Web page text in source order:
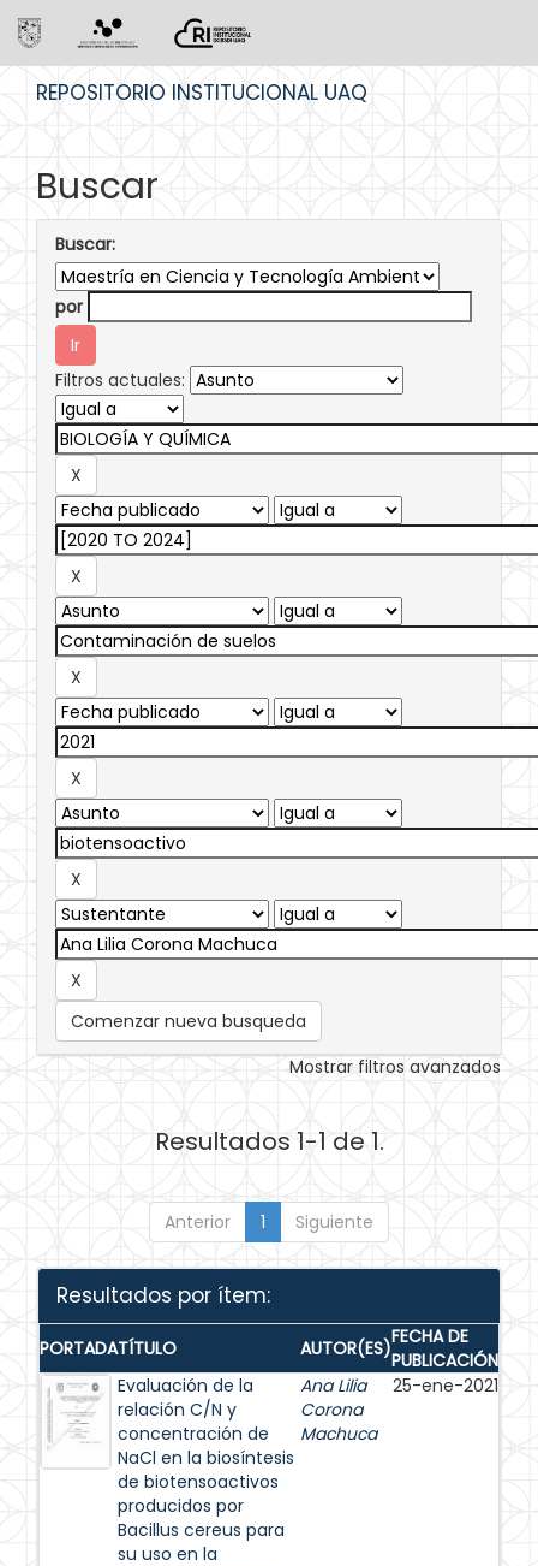
REPOSITORIO INSTITUCIONAL UAQ
Buscar
Buscar:
por
Filtros actuales:
Comenzar nueva busqueda
Mostrar filtros avanzados
Resultados 1-1 de 1.
Anterior 1 Siguiente
Resultados por ítem:
PORTADATÍTULO AUTOR(ES)FECHA DE
PUBLICACIÓN
Evaluación de la
relación C/N y
concentración de
NaCl en la biosíntesis
de biotensoactivos
producidos por
Bacillus cereus para
su uso en la
Ana Lilia
Corona
Machuca
25-ene-2021